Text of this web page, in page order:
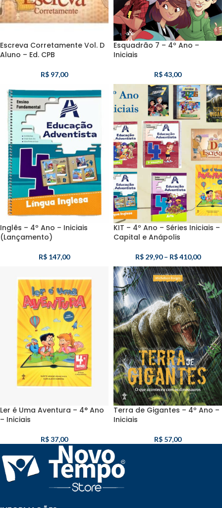
Escreva Corretamente Vol. D
Aluno – Ed. CPB
R$ 97,00
Esquadrão 7 – 4º Ano –
Iniciais
R$43,00
Inglês – 4º Ano – Iniciais
(Lançamento)
R$ 147,00
KIT – 4º Ano – Séries Iniciais –
Capital e Anápolis
R$29,90 – R$410,00
Ler é Uma Aventura – 4° Ano
– Iniciais
R$37,00
Terra de Gigantes – 4º Ano –
Iniciais
R$ 57,00